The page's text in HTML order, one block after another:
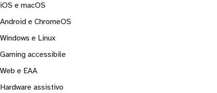
iOS e macOS
Android e ChromeOS
Windows e Linux
Gaming accessibile
Web e EAA
Hardware assistivo